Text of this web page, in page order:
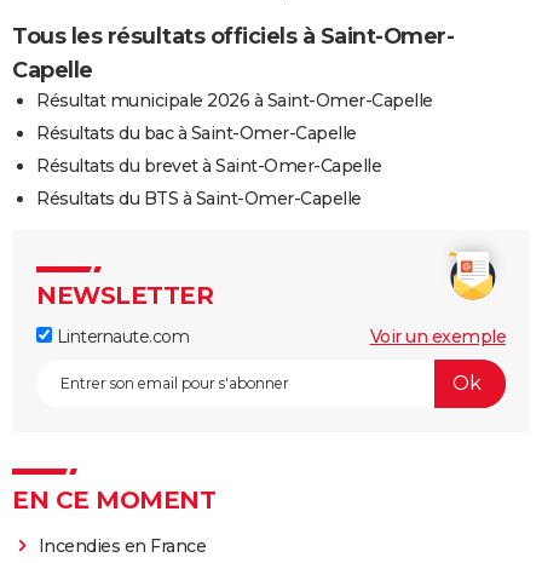
Tous les résultats officiels à Saint-Omer-
Capelle
Résultat municipale 2026 à Saint-Omer-Capelle
Résultats du bac à Saint-Omer-Capelle
Résultats du brevet à Saint-Omer-Capelle
Résultats du BTS à Saint-Omer-Capelle
NEWSLETTER
Linternaute.com Voir un exemple
EN CE MOMENT
Incendies en France